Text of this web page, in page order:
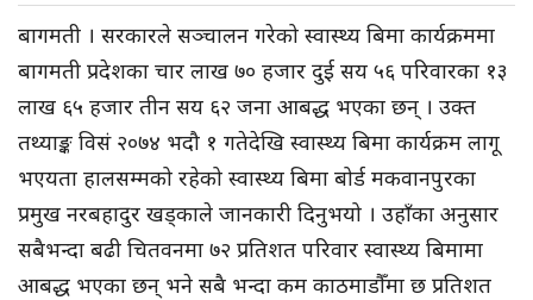
बागमती । सरकारले सञ्चालन गरेको स्वास्थ्य बिमा कार्यक्रममा
बागमती प्रदेशका चार लाख ७० हजार दुई सय ५६ परिवारका १३
लाख ६५ हजार तीन सय ६२ जना आबद्ध भएका छन् । उक्त
तथ्याङ्क विसं २०७४ भदौ १ गतेदेखि स्वास्थ्य बिमा कार्यक्रम लागू
भएयता हालसम्मको रहेको स्वास्थ्य बिमा बोर्ड मकवानपुरका
प्रमुख नरबहादुर खड्काले जानकारी दिनुभयो । उहाँका अनुसार
सबैभन्दा बढी चितवनमा ७२ प्रतिशत परिवार स्वास्थ्य बिमामा
आबद्ध भएका छन् भने सबै भन्दा कम काठमाडौँमा छ प्रतिशत